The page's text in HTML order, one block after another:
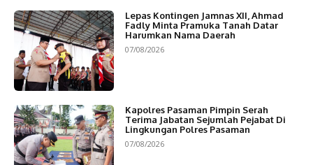
Lepas Kontingen Jamnas XII, Ahmad
Fadly Minta Pramuka Tanah Datar
Harumkan Nama Daerah
07/08/2026
Kapolres Pasaman Pimpin Serah
Terima Jabatan Sejumlah Pejabat Di
Lingkungan Polres Pasaman
07/08/2026